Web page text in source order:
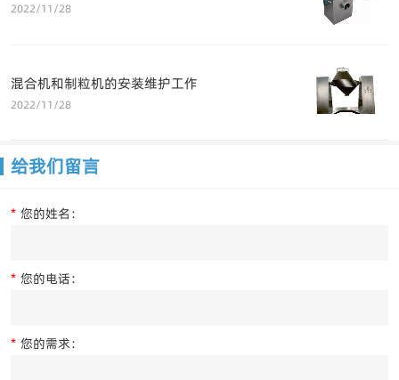
2022/11/28
混合机和制粒机的安装维护工作
2022/11/28
给我们留言
* 您的姓名：
* 您的电话：
* 您的需求：